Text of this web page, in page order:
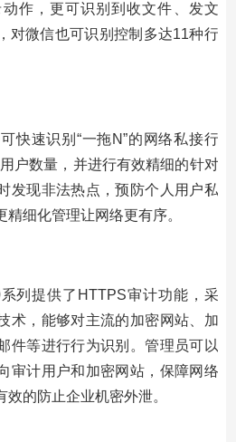
作，更可识别到收文件、发文
对微信也可识别控制多达11种行
快速识别“一拖N”的网络私接行
户数量，并进行有效精细的针对
发现非法热点，预防个人用户私
细化管理让网络更有序。
列提供了HTTPS审计功能，采
术，能够对主流的加密网站、加
件等进行行为识别。管理员可以
审计用户和加密网站，保障网络
的防止企业机密外泄。